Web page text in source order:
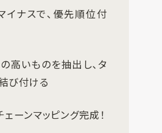
イナスで、優先順位付
高いものを抽出し、タ
び付ける
ェーンマッピング完成！